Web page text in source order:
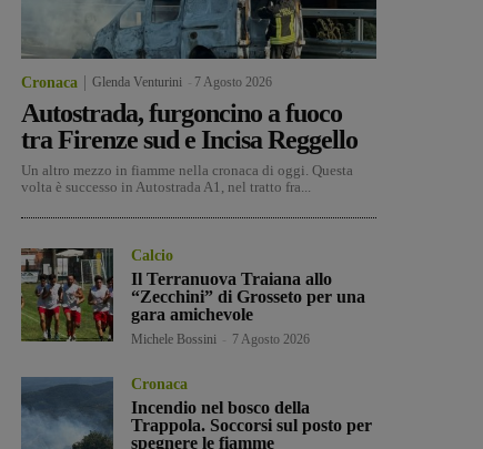
Cronaca Glenda Venturini 7 Agosto 2026
Autostrada, furgoncino a fuoco
tra Firenze sud e Incisa Reggello
Un altro mezzo in fiamme nella cronaca di oggi. Questa
volta è successo in Autostrada A1, nel tratto fra...
Calcio
Il Terranuova Traiana allo
“Zecchini” di Grosseto per una
gara amichevole
Michele Bossini 7 Agosto 2026
Cronaca
Incendio nel bosco della
Trappola. Soccorsi sul posto per
spegnere le fiamme